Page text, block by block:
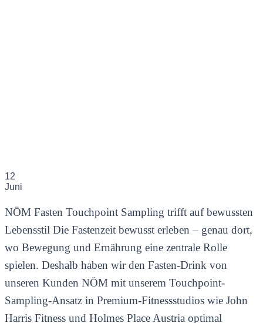
12
Juni
NÖM Fasten Touchpoint Sampling trifft auf bewussten
Lebensstil Die Fastenzeit bewusst erleben – genau dort,
wo Bewegung und Ernährung eine zentrale Rolle
spielen. Deshalb haben wir den Fasten-Drink von
unseren Kunden NÖM mit unserem Touchpoint-
Sampling-Ansatz in Premium-Fitnessstudios wie John
Harris Fitness und Holmes Place Austria optimal